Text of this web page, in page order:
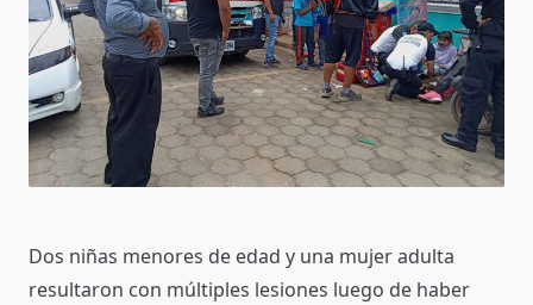
Dos niñas menores de edad y una mujer adulta
resultaron con múltiples lesiones luego de haber